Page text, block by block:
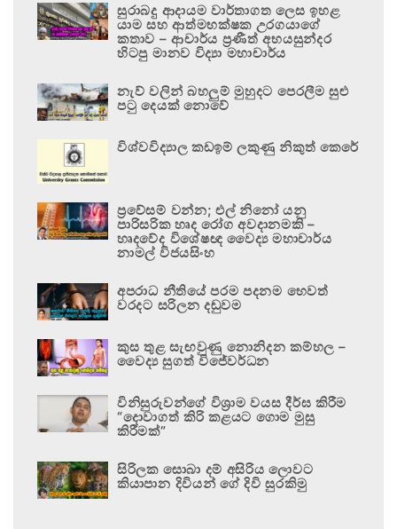
සුරාබදු ආදායම වාර්තාගත ලෙස ඉහළ
යාම සහ ආත්මභක්ෂක උරගයාගේ
කතාව – ආචාර්ය ප්‍රණීත් අභයසුන්දර
හිටපු මානව විද්‍යා මහාචාර්ය
නැව් වලින් බහලුම් මුහුදට පෙරලීම සුළු
පටු දෙයක් නොවේ
විශ්වවිද්‍යාල කඩඉම් ලකුණු නිකුත් කෙරේ
ප්‍රවේසම් වන්න; එල් නිනෝ යනු
පාරිසරික හෘද රෝග අවදානමකි –
හෘදවේද විශේෂඥ වෛද්‍ය මහාචාර්ය
නාමල් විජයසිංහ
අපරාධ නීතියේ පරම පදනම හෙවත්
වරදට සරිලන දඬුවම
කුස තුළ සැඟවුණු නොනිදන කම්හල –
වෛද්‍ය සුගත් විජේවර්ධන
විනිසුරුවන්ගේ විශ්‍රාම වයස දීර්ඝ කිරීම
“දොවාගත් කිරි කළයට ගොම මුසු
කිරීමක්”
සිරිලක සොබා දම් අසිරිය ලොවට
කියාපාන දිවියන් ගේ දිවි සුරකිමු